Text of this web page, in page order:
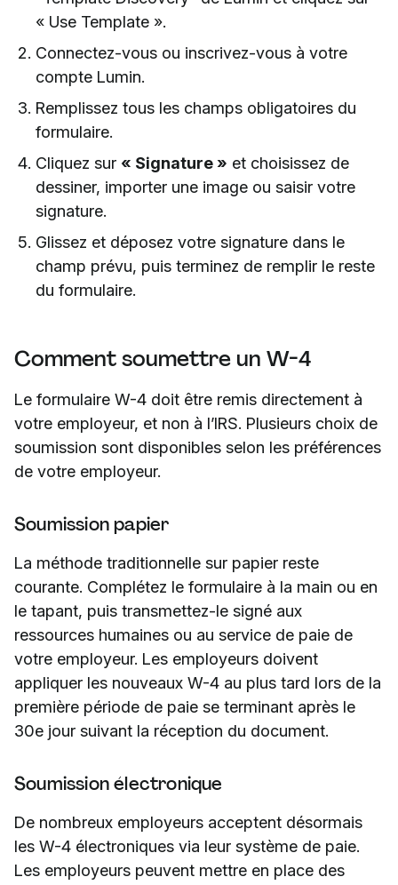
« Use Template ».
Connectez-vous ou inscrivez-vous à votre
compte Lumin.
Remplissez tous les champs obligatoires du
formulaire.
Cliquez sur « Signature » et choisissez de
dessiner, importer une image ou saisir votre
signature.
Glissez et déposez votre signature dans le
champ prévu, puis terminez de remplir le reste
du formulaire.
Comment soumettre un W-4
Le formulaire W-4 doit être remis directement à
votre employeur, et non à l’IRS. Plusieurs choix de
soumission sont disponibles selon les préférences
de votre employeur.
Soumission papier
La méthode traditionnelle sur papier reste
courante. Complétez le formulaire à la main ou en
le tapant, puis transmettez-le signé aux
ressources humaines ou au service de paie de
votre employeur. Les employeurs doivent
appliquer les nouveaux W-4 au plus tard lors de la
première période de paie se terminant après le
30e jour suivant la réception du document.
Soumission électronique
De nombreux employeurs acceptent désormais
les W-4 électroniques via leur système de paie.
Les employeurs peuvent mettre en place des